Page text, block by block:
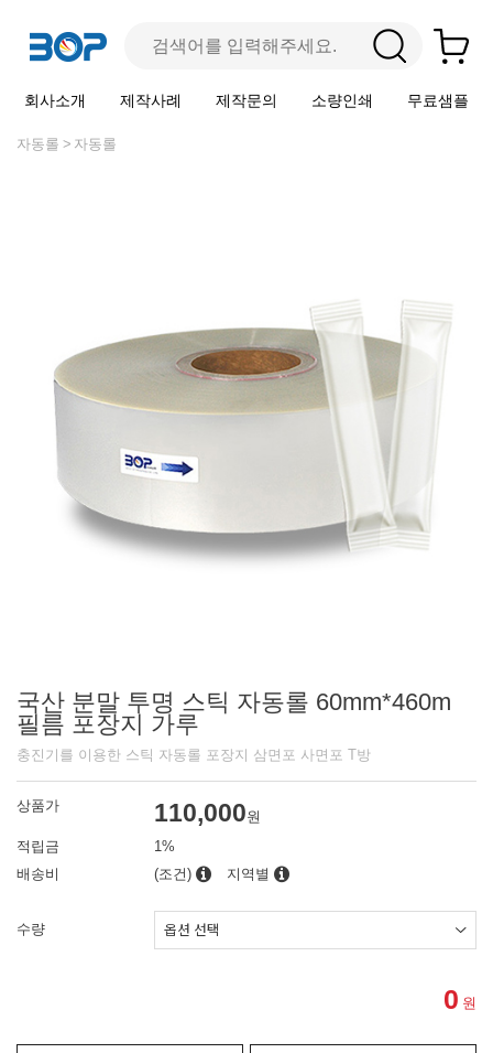
회사소개 제작사례 제작문의 소량인쇄 무료샘플
자동롤 자동롤
국산 분말 투명 스틱 자동롤 60mm*460m
필름 포장지 가루
충진기를 이용한 스틱 자동롤 포장지 삼면포 사면포 T방
상품가 110,000원
적립금
1%
배송비
(조건) 지역별
수량
0 원